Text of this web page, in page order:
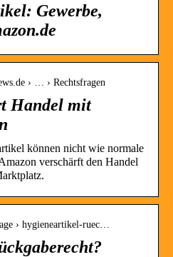
Gewerbe,
› … › Rechtsfragen
Handel mit
können nicht wie normale
verschärft den Handel
› hygieneartikel-ruec…